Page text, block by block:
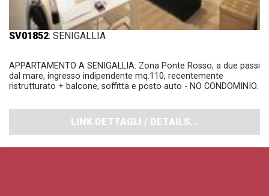
SV01852: SENIGALLIA
APPARTAMENTO A SENIGALLIA: Zona Ponte Rosso, a due passi
dal mare, ingresso indipendente mq.110, recentemente
ristrutturato + balcone, soffitta e posto auto - NO CONDOMINIO.
LINK DETTAGLI / DETAILS...